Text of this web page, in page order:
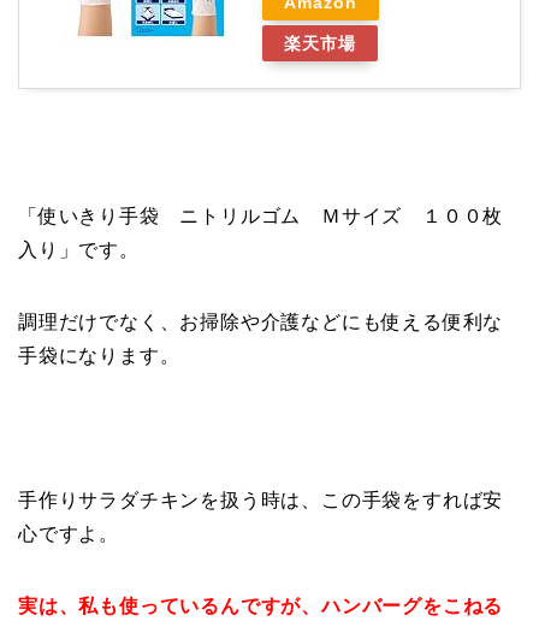
楽天市場
「使いきり手袋 ニトリルゴム Ｍサイズ １００枚
入り」です。
調理だけでなく、お掃除や介護などにも使える便利な
手袋になります。
手作りサラダチキンを扱う時は、この手袋をすれば安
心ですよ。
実は、私も使っているんですが、ハンバーグをこねる